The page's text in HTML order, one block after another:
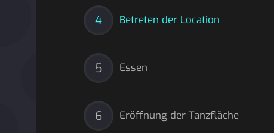
4 Betreten der Location
5 Essen
6 Eröffnung der Tanzfläche